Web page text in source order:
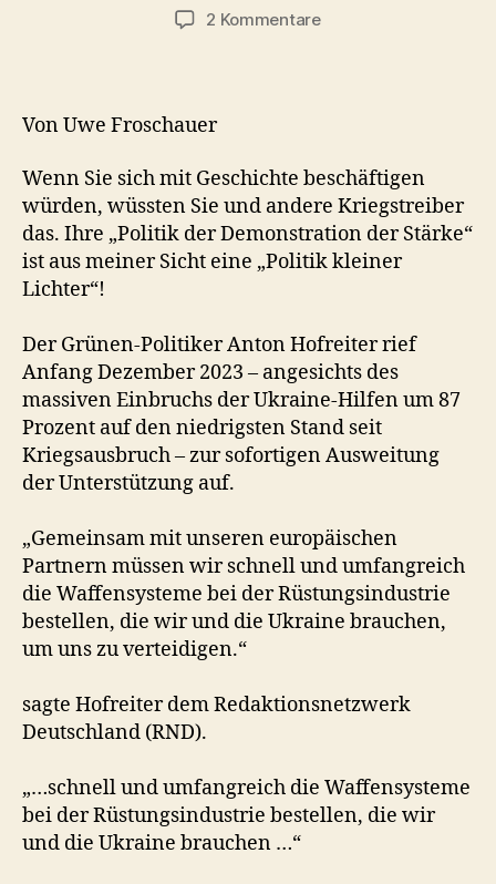
2 Kommentarezu
vernünftige
Lösung
des
Ukrainekonflikts!
Von Uwe Froschauer
Wenn Sie sich mit Geschichte beschäftigen
würden, wüssten Sie und andere Kriegstreiber
das. Ihre „Politik der Demonstration der Stärke“
ist aus meiner Sicht eine „Politik kleiner
Lichter“!
Der Grünen-Politiker Anton Hofreiter rief
Anfang Dezember 2023 – angesichts des
massiven Einbruchs der Ukraine-Hilfen um 87
Prozent auf den niedrigsten Stand seit
Kriegsausbruch – zur sofortigen Ausweitung
der Unterstützung auf.
„Gemeinsam mit unseren europäischen
Partnern müssen wir schnell und umfangreich
die Waffensysteme bei der Rüstungsindustrie
bestellen, die wir und die Ukraine brauchen,
um uns zu verteidigen.“
sagte Hofreiter dem Redaktionsnetzwerk
Deutschland (RND).
„…schnell und umfangreich die Waffensysteme
bei der Rüstungsindustrie bestellen, die wir
und die Ukraine brauchen …“